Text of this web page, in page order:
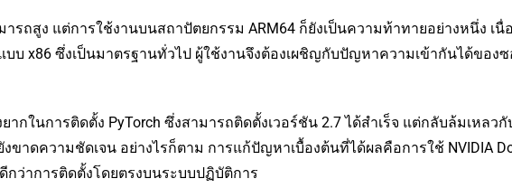
รถสูง แต่การใช้งานบนสถาปัตยกรรม ARM64 ก็ยังเป็นความท้าทายอย่างหนึ่ง
บ x86 ซึ่งเป็นมาตรฐานทั่วไป ผู้ใช้งานจึงต้องเผชิญกับปัญหาความเข้ากันได้ของ
กในการติดตั้ง PyTorch ซึ่งสามารถติดตั้งเวอร์ชัน 2.7 ได้สำเร็จ แต่กลับล้มเหลว
งขาดความชัดเจน อย่างไรก็ตาม การแก้ปัญหาเบื้องต้นที่ได้ผลคือการใช้ NVIDIA
ว่าการติดตั้งโดยตรงบนระบบปฏิบัติการ